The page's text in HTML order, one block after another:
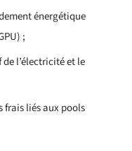
énergétique
;
l’électricité et le
frais liés aux pools